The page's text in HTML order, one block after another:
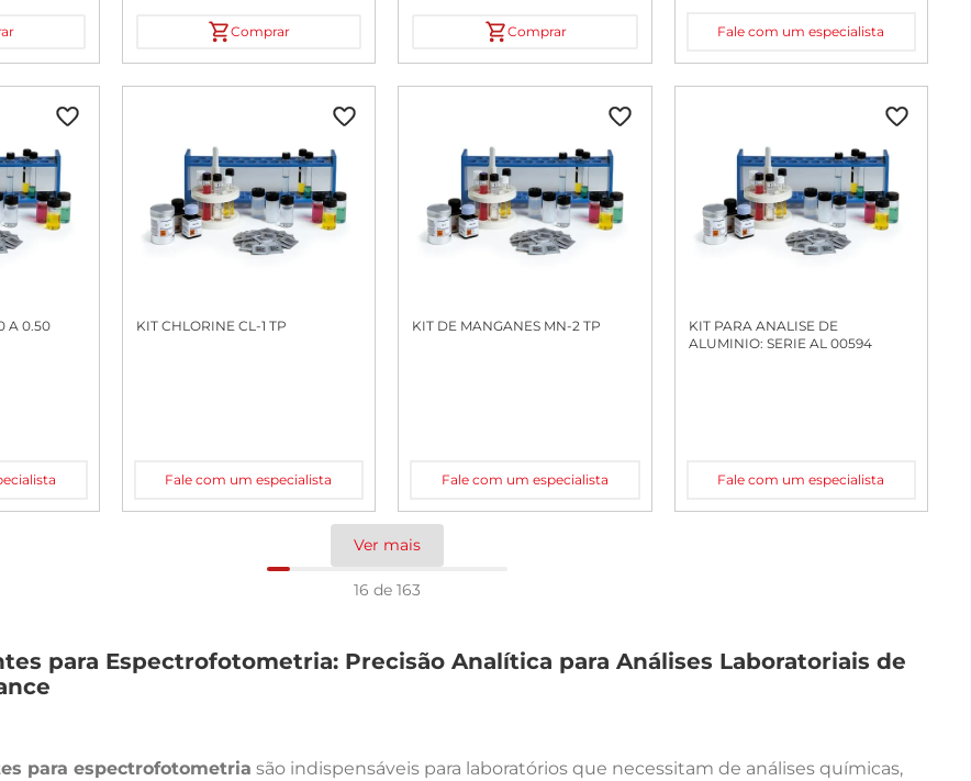
Comprar Comprar Fale com um especialista
A 0.50
KIT CHLORINE CL-1 TP
Fale com um especialista
KIT DE MANGANES MN-2 TP
Fale com um especialista
KIT PARA ANALISE DE
ALUMINIO: SERIE AL 00594
Fale com um especialista
16 de 163
para Espectrofotometria: Precisão Analítica para Análises Laboratoriais de
para espectrofotometria são indispensáveis para laboratórios que necessitam de análises químicas,